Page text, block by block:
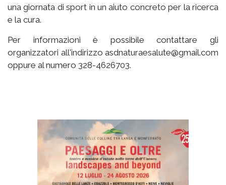
una giornata di sport in un aiuto concreto per la ricerca
e la cura.
Per informazioni è possibile contattare gli
organizzatori all'indirizzo asdnaturaesalute@gmail.com
oppure al numero 328-4626703.